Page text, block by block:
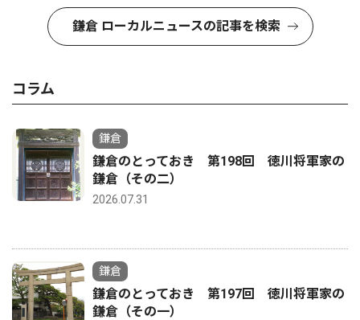
鎌倉 ローカルニュースの記事を検索
コラム
鎌倉
鎌倉のとっておき 第198回 徳川将軍家の
鎌倉（その二）
2026.07.31
鎌倉
鎌倉のとっておき 第197回 徳川将軍家の
鎌倉（その一）